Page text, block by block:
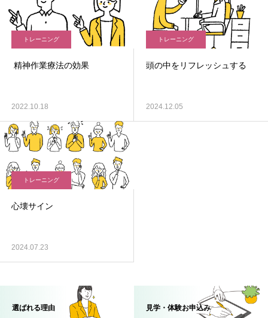
トレーニング
精神作業療法の効果
2022.10.18
トレーニング
頭の中をリフレッシュする
2024.12.05
トレーニング
心壊サイン
2024.07.23
選ばれる理由 見学・体験お申込み